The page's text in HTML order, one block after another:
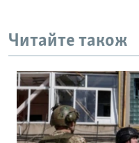
Читайте також